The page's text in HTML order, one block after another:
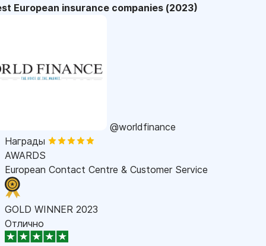
European insurance companies (2023)
@worldfinance
Награды
AWARDS
European Contact Centre & Customer Service
GOLD WINNER 2023
Отлично